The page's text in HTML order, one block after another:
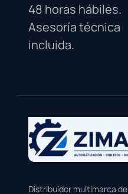
48 horas hábiles.
Asesoría técnica
incluida.
Distribuidor multimarca de